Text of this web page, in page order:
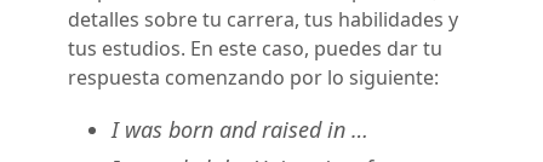
detalles sobre tu carrera, tus habilidades y
tus estudios. En este caso, puedes dar tu
respuesta comenzando por lo siguiente:
I was born and raised in …